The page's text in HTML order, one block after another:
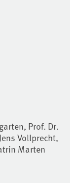
Prof. Dr.
Vollprecht,
Marten